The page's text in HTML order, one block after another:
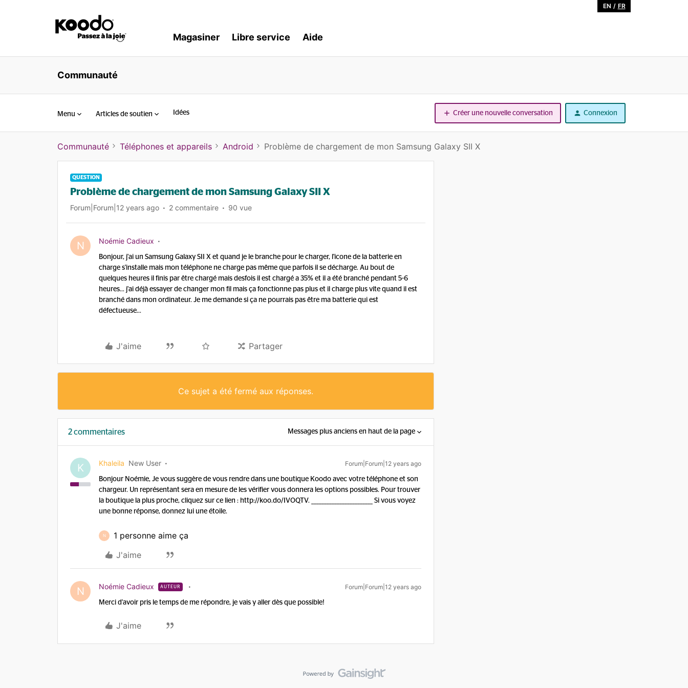
EN / FR
Magasiner Libre service Aide
Communauté
Menu Articles de soutien Idées Créer une nouvelle conversation Connexion
Communauté Téléphones et appareils Android Problème de chargement de mon Samsung Galaxy SII X
QUESTION
Problème de chargement de mon Samsung Galaxy SII X
Forum|Forum|12 years ago 2 commentaire 90 vue
N Noémie Cadieux
Bonjour, j'ai un Samsung Galaxy SII X et quand je le branche pour le charger, l'icone de la batterie en
charge s'installe mais mon téléphone ne charge pas même que parfois il se décharge. Au bout de
quelques heures il finis par être chargé mais desfois il est chargé a 35% et il a été branché pendant 5-6
heures... j'ai déjà essayer de changer mon fil mais ça fonctionne pas plus et il charge plus vite quand il est
branché dans mon ordinateur. Je me demande si ça ne pourrais pas être ma batterie qui est
défectueuse...
J'aime Partager
Ce sujet a été fermé aux réponses.
2 commentaires Messages plus anciens en haut de la page
K Khaleila New User Forum|Forum|12 years ago
Bonjour Noémie, Je vous suggère de vous rendre dans une boutique Koodo avec votre téléphone et son
chargeur. Un représentant sera en mesure de les vérifier vous donnera les options possibles. Pour trouver
la boutique la plus proche, cliquez sur ce lien : http://koo.do/IVOQTV. ________________________ Si vous voyez
une bonne réponse, donnez lui une étoile.
N
1 personne aime ça
J'aime
N Noémie Cadieux AUTEUR Forum|Forum|12 years ago
Merci d'avoir pris le temps de me répondre, je vais y aller dès que possible!
J'aime